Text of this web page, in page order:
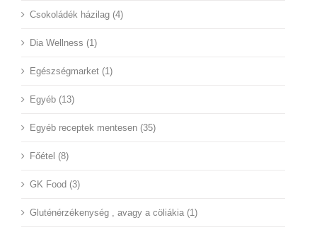
Csokoládék házilag (4)
Dia Wellness (1)
Egészségmarket (1)
Egyéb (13)
Egyéb receptek mentesen (35)
Főétel (8)
GK Food (3)
Gluténérzékenység , avagy a cöliákia (1)